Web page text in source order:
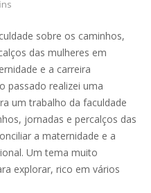
sobre os caminhos,
das mulheres em
e a carreira
passado realizei uma
um trabalho da faculdade
jornadas e percalços das
a maternidade e a
Um tema muito
explorar, rico em vários